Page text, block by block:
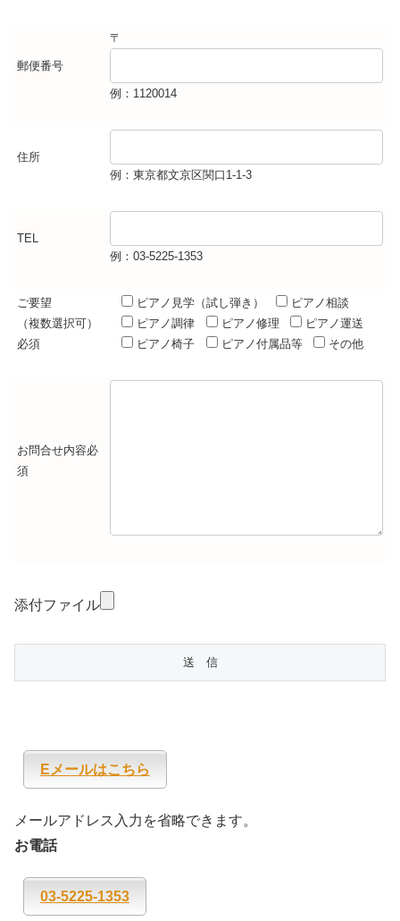
郵便番号
〒
例：1120014
住所
例：東京都文京区関口1-1-3
TEL
例：03-5225-1353
ご要望
（複数選択可）
必須
ピアノ見学（試し弾き）
ピアノ相談
ピアノ調律
ピアノ修理
ピアノ運送
ピアノ椅子
ピアノ付属品等 その他
お問合せ内容必
須
添付ファイル
Eメールはこちら
メールアドレス入力を省略できます。
お電話
03-5225-1353